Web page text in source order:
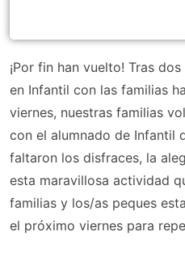
¡Por fin han vuelto! Tras
en Infantil con las familias
viernes, nuestras familias
con el alumnado de Infantil
faltaron los disfraces, la
esta maravillosa actividad
familias y los/as peques
el próximo viernes para